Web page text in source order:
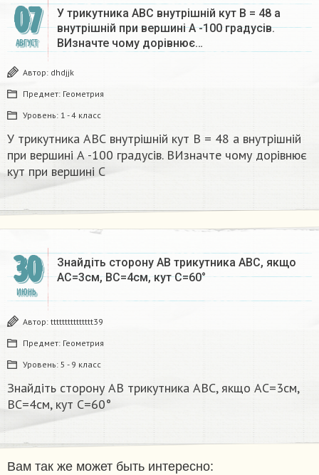
07
АВГУСТ
У трикутника АВС внутрішній кут В = 48 а
внутрішній при вершині А -100 градусів.
ВИзначте чому дорівнює…
Автор: dhdjjk
Предмет: Геометрия
Уровень: 1 - 4 класс
У трикутника АВС внутрішній кут В = 48 а внутрішній
при вершині А -100 градусів. ВИзначте чому дорівнює
кут при вершині С
30
ИЮНЬ
Знайдіть сторону АВ трикутника АВС, якщо
АС=3см, ВС=4см, кут С=60°​
Автор: ttttttttttttttt39
Предмет: Геометрия
Уровень: 5 - 9 класс
Знайдіть сторону АВ трикутника АВС, якщо АС=3см,
ВС=4см, кут С=60°​
Вам так же может быть интересно: